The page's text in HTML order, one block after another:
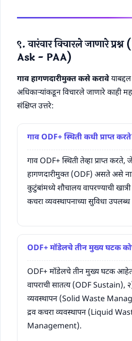
९. वारंवार विचारले जाणारे
Ask - PAA)
गाव हागणदारीमुक्त कसे करावे
अधिकाऱ्यांकडून विचारले जाणारे काही
संक्षिप्त उत्तरे:
गाव ODF+ स्थिती कधी प्राप्त
गाव ODF+ स्थिती तेव्हा प्राप्त
हागणदारीमुक्त (ODF) असते असे
कुटुंबांमध्ये शौचालय वापरण्याची
कचरा व्यवस्थापनाच्या सुविधा
ODF+ मॉडेलचे तीन मुख्य घटक
ODF+ मॉडेलचे तीन मुख्य घटक
वापराची सातत्य (ODF Sustain),
व्यवस्थापन (Solid Waste
द्रव कचरा व्यवस्थापन (Liquid
Management).